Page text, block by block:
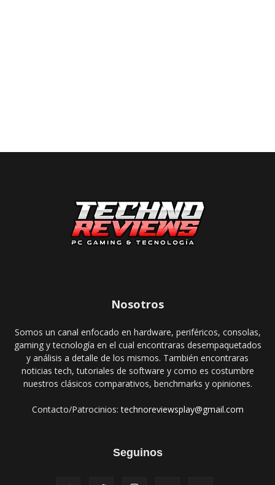
Nosotros
Somos un canal enfocado en hardware, periféricos, consolas,
gaming y tecnología en el cual encontraras desempaquetados
y análisis a detalle de los mismos. También encontraras
noticias tech, tutoriales de software y como es costumbre
nuestros clásicos comparativos, benchmarks y opiniones.
Contacto/Patrocinios:technoreviewsplay@gmail.com
Seguinos